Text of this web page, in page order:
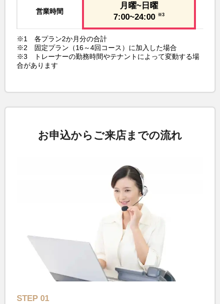
営業時間
月曜~日曜
7:00~24:00 ※3
※1 各プラン2か月分の合計
※2 固定プラン（16～4回コース）に加入した場合
※3 トレーナーの勤務時間やテナントによって変動する場
合があります
お申込からご来店までの流れ
STEP 01